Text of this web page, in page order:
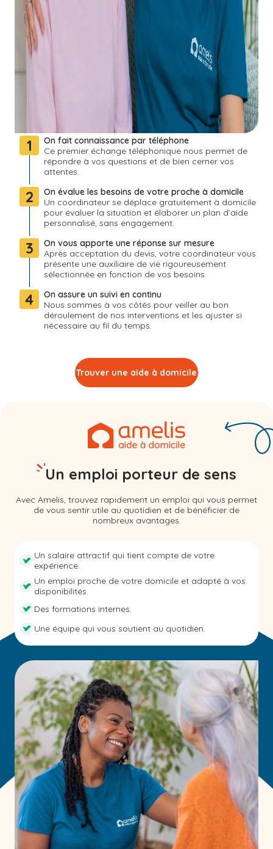
1
On fait connaissance par téléphone
Ce premier échange téléphonique nous permet de
répondre à vos questions et de bien cerner vos
attentes.
2
On évalue les besoins de votre proche à domicile
Un coordinateur se déplace gratuitement à domicile
pour évaluer la situation et élaborer un plan d’aide
personnalisé, sans engagement.
3
On vous apporte une réponse sur mesure
Après acceptation du devis, votre coordinateur vous
présente une auxiliaire de vie rigoureusement
sélectionnée en fonction de vos besoins.
4
On assure un suivi en continu
Nous sommes à vos côtés pour veiller au bon
déroulement de nos interventions et les ajuster si
nécessaire au fil du temps.
Trouver une aide à domicile
Un emploi porteur de sens
Avec Amelis, trouvez rapidement un emploi qui vous permet
de vous sentir utile au quotidien et de bénéficier de
nombreux avantages.
Un salaire attractif qui tient compte de votre
expérience.
Un emploi proche de votre domicile et adapté à vos
disponibilités.
Des formations internes.
Une équipe qui vous soutient au quotidien.